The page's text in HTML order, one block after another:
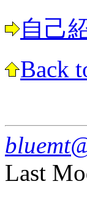
自己
Back
Last